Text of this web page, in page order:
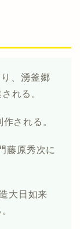
、湧釜郷
れる。
される。
藤原秀次に
大日如来